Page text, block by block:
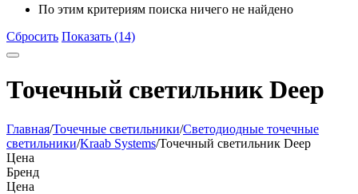
По этим критериям поиска ничего не найдено
Сбросить Показать (14)
Точечный светильник Deep
Главная/Точечные светильники/Светодиодные точечные
светильники/Kraab Systems/Точечный светильник Deep
Цена
Бренд
Цена